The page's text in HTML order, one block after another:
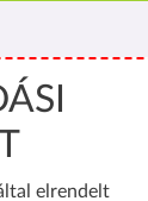
elrendelt